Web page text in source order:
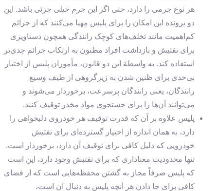
هر نوع جرمی را دارد، حتی اگر این جرم خیلی جزئی باشد. این
دو پرونده این امکان را برای پلیس مهیا می‌کنند که از جرائم
کم‌اهمیت مانند تخلف‌های کوچک رانندگی همچون دستاویزی
برای تفتیش و بازداشت افراد مظنون به ارتکاب جرائم جدی‌تر
استفاده کند. به واسطة این دو قانون، مأموران پلیس از اختیار
بی‌حدی برای ظنین شدن به زیرگروهی از طیف وسیع
رانندگان، یعنی رانندگان پرسرعت، برخوردار می‌شوند و
می‌توانند آن‌ها را برای جستجوی مواد مخدر توقیف کنند.
پلیس علاوه بر آن که قدرت توقیف هر خودروی دلبخواهی را
دارد، به همان اندازه از اختیار گسترده‌ای برای تفتیش
خودرویی که دلیل کافی برای توقیف آن دارد، برخوردار است.
تنها محدودیت معناداری که برای تفتیش وجود دارد، این است
که پلیس صرفاً مجاز به گشتن محفظه‌هایی است که از فضای
کافی برای جا دادن هر آنچه پلیس به دنبال آن است،